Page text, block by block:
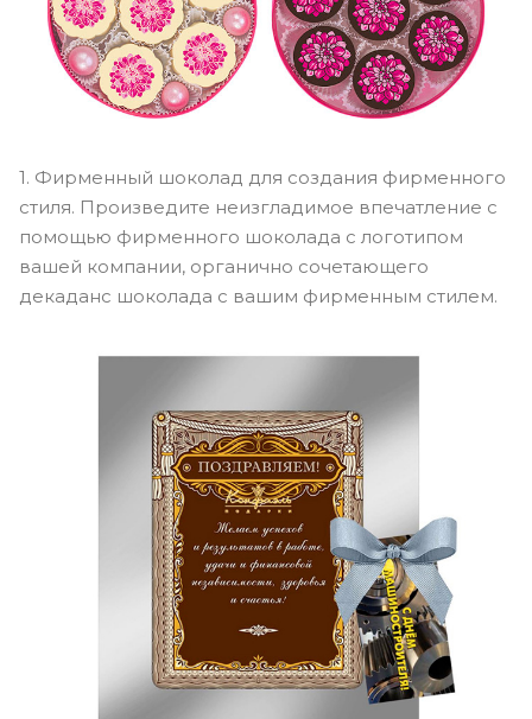
1. Фирменный шоколад для создания фирменного
стиля. Произведите неизгладимое впечатление с
помощью фирменного шоколада с логотипом
вашей компании, органично сочетающего
декаданс шоколада с вашим фирменным стилем.